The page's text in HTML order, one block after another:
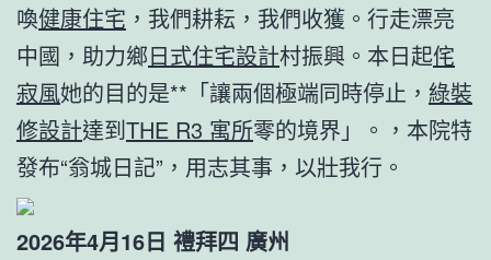
喚健康住宅 ，我們耕耘，我們收獲。行走漂亮
中國，助力鄉日式住宅設計村振興。本日起侘
寂風她的目的是**「讓兩個極端同時停止， 綠裝
修設計達到THE R3 寓所零的境界」。，本院特
發布“翁城日記”，用志其事，以壯我行。
2026年4月16日 禮拜四 廣州